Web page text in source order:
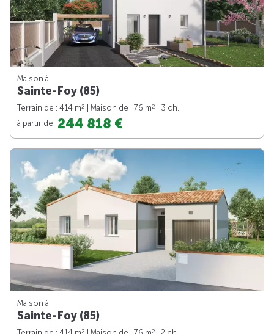
Maison à
Sainte-Foy (85)
Terrain de : 414 m2 | Maison de : 76 m2
| 3 ch.
à partir de 244 818 €
Maison à
Sainte-Foy (85)
2 2